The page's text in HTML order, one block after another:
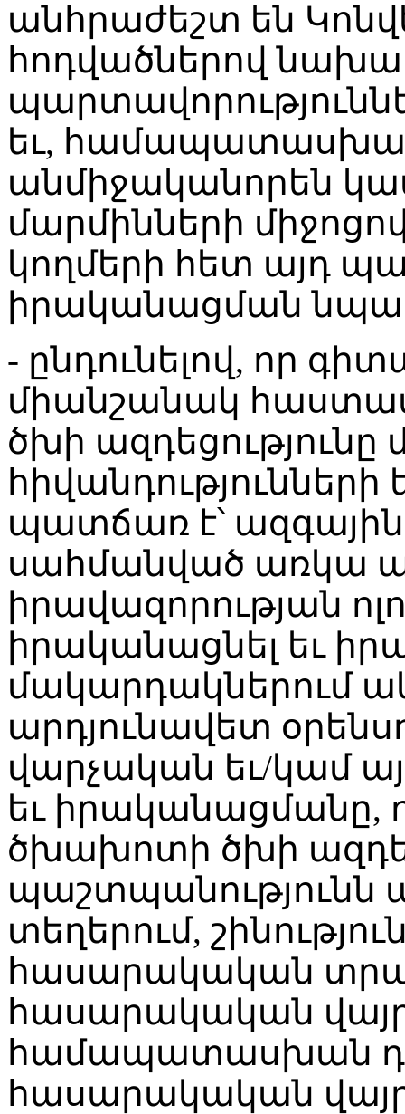
անհրաժեշտ են
հոդվածներով
եւ,
անմիջականորեն
մարմինների
կողմերի հետ այդ
իրականացման
- ընդունելով, որ
միանշանակ
ծխի ազդեցությունը
պատճառ է՝ ազգային
սահմանված առկա
իրավազորության
իրականացնել եւ
մակարդակներում
արդյունավետ
վարչական եւ/կամ
եւ իրականացմանը,
ծխախոտի ծխի
տեղերում,
հասարակական
հասարակական
համապատասխան
հասարակական